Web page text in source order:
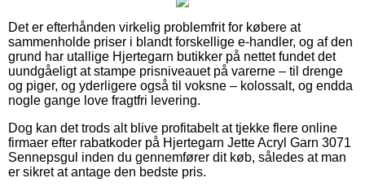
Det er efterhånden virkelig problemfrit for købere at
sammenholde priser i blandt forskellige e-handler, og af den
grund har utallige Hjertegarn butikker på nettet fundet det
uundgåeligt at stampe prisniveauet på varerne – til drenge
og piger, og yderligere også til voksne – kolossalt, og endda
nogle gange love fragtfri levering.
Dog kan det trods alt blive profitabelt at tjekke flere online
firmaer efter rabatkoder på Hjertegarn Jette Acryl Garn 3071
Sennepsgul inden du gennemfører dit køb, således at man
er sikret at antage den bedste pris.